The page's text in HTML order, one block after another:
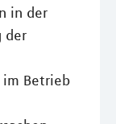
in der
der
Betrieb